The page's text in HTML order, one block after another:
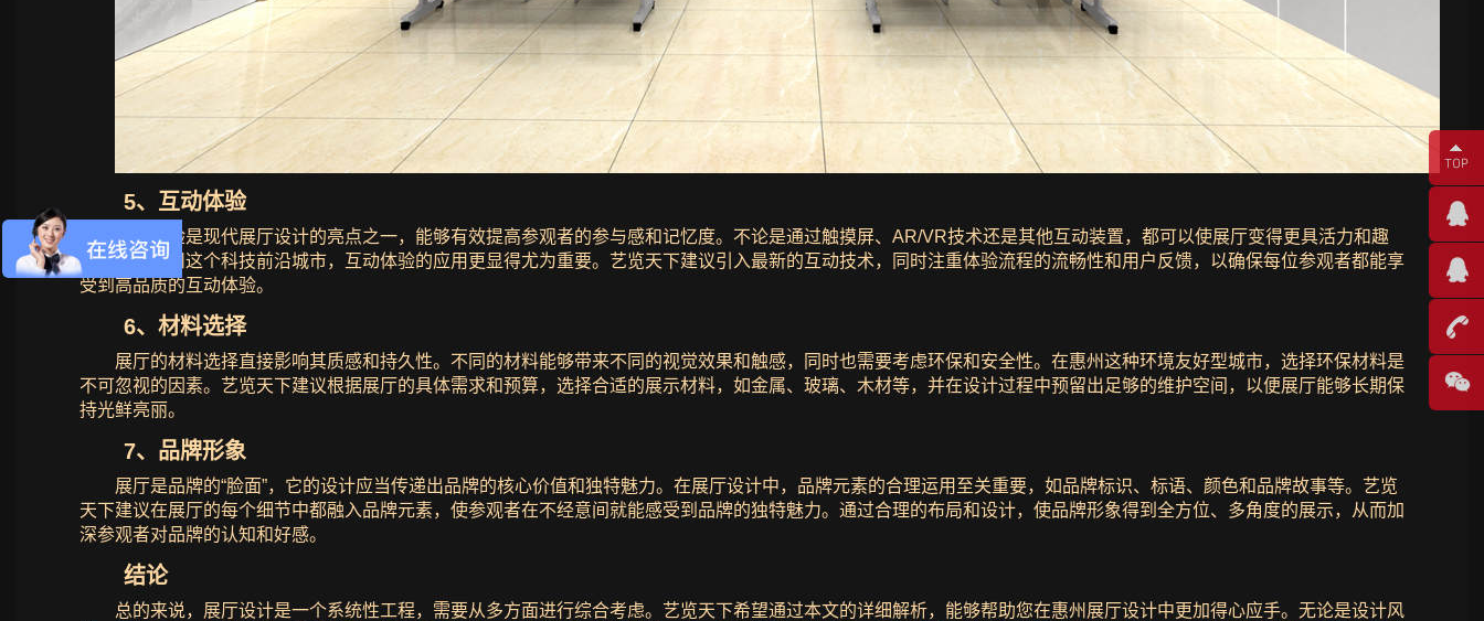
5、互动体验
互动体验是现代展厅设计的亮点之一，能够有效提高参观者的参与感和记忆度。不论是通过触摸屏、AR/VR技术还是其他互动装置，都可以使展厅变得更具活力和趣
味性。在惠州这个科技前沿城市，互动体验的应用更显得尤为重要。艺览天下建议引入最新的互动技术，同时注重体验流程的流畅性和用户反馈，以确保每位参观者都能享
受到高品质的互动体验。
6、材料选择
展厅的材料选择直接影响其质感和持久性。不同的材料能够带来不同的视觉效果和触感，同时也需要考虑环保和安全性。在惠州这种环境友好型城市，选择环保材料是
不可忽视的因素。艺览天下建议根据展厅的具体需求和预算，选择合适的展示材料，如金属、玻璃、木材等，并在设计过程中预留出足够的维护空间，以便展厅能够长期保
持光鲜亮丽。
7、品牌形象
展厅是品牌的“脸面”，它的设计应当传递出品牌的核心价值和独特魅力。在展厅设计中，品牌元素的合理运用至关重要，如品牌标识、标语、颜色和品牌故事等。艺览
天下建议在展厅的每个细节中都融入品牌元素，使参观者在不经意间就能感受到品牌的独特魅力。通过合理的布局和设计，使品牌形象得到全方位、多角度的展示，从而加
深参观者对品牌的认知和好感。
结论
总的来说，展厅设计是一个系统性工程，需要从多方面进行综合考虑。艺览天下希望通过本文的详细解析，能够帮助您在惠州展厅设计中更加得心应手。无论是设计风